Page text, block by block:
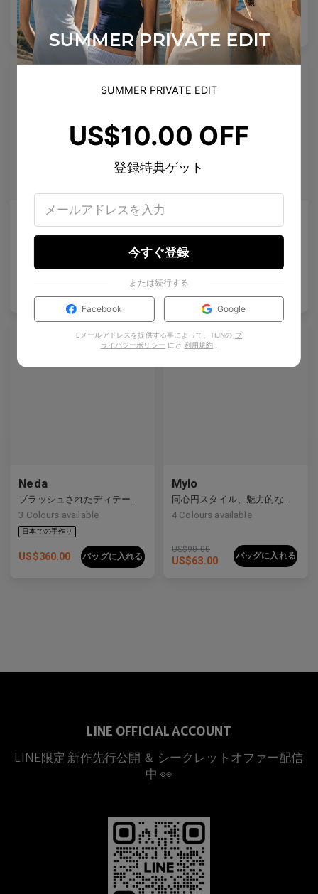
プレミアムチタニウム プレミアムチタニウム
US$ 120.00 バッグに入れる US$100.00 バッグに入れる
Melisha
偏光レンズ
US$84.00 バッグに入れる
4 Colours available
US$50.00
US$35.00
Neda
3 Colours available
US$360.00 バッグに入れる
Mylo
4 Colours available
US$90.00
US$63.00 バッグに入れる
LINE OFFICIAL ACCOUNT
LINE限定 新作先行公開 ＆ シークレットオファー配信
中 👀
SUMMER PRIVATE EDIT
US$10.00 OFF
登録特典ゲット
今すぐ登録
または続行する
Facebook Google
Eメールアドレスを提供する事によって、TIJNの プ
ライバシーポリシー にと 利用規約